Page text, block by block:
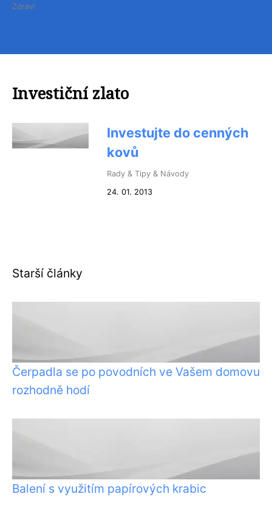
Zdraví
Investiční zlato
Investujte do cenných
kovů
Rady & Tipy & Návody
24. 01. 2013
Starší články
Čerpadla se po povodních ve Vašem domovu
rozhodně hodí
Balení s využitím papírových krabic